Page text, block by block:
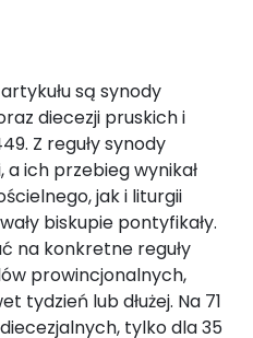
są synody
diecezji pruskich i
Z reguły synody
a ich przebieg wynikał
jak i liturgii
biskupie pontyfikały.
na konkretne reguły
prowincjonalnych,
tydzień lub dłużej. Na 71
tylko dla 35